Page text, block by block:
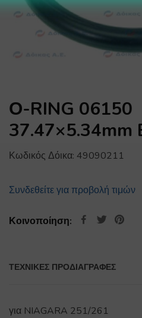
Ο-RING 06150
37.47×5.34mm
Κωδικός Δόικα: 49090211
Συνδεθείτε για προβολή τιμών
Κοινοποίηση:
ΤΕΧΝΙΚΕΣ ΠΡΟΔΙΑΓΡΑΦΕΣ
για NIAGARA 251/261